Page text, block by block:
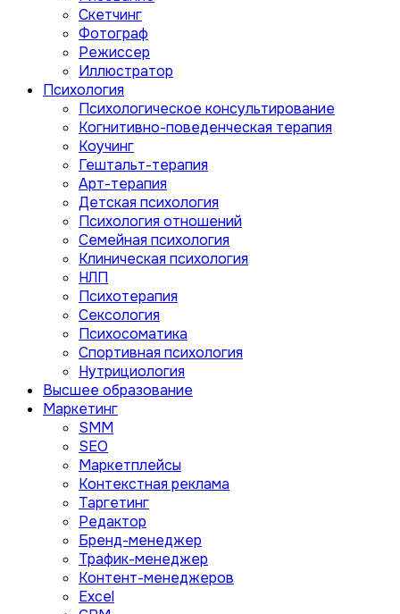
Скетчинг
Фотограф
Режиссер
Иллюстратор
Психология
Психологическое консультирование
Когнитивно-поведенческая терапия
Коучинг
Гештальт-терапия
Арт-терапия
Детская психология
Психология отношений
Семейная психология
Клиническая психология
НЛП
Психотерапия
Сексология
Психосоматика
Спортивная психология
Нутрициология
Высшее образование
Маркетинг
SMM
SEO
Маркетплейсы
Контекстная реклама
Таргетинг
Редактор
Бренд-менеджер
Трафик-менеджер
Контент-менеджеров
Excel